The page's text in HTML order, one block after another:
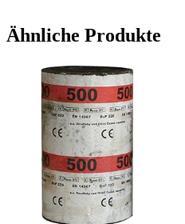
Ähnliche Produkte